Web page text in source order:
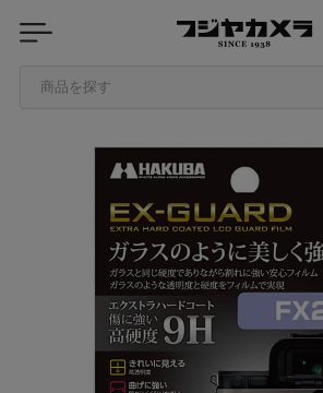
商品を探す
ブランドから探す
中古品を探す